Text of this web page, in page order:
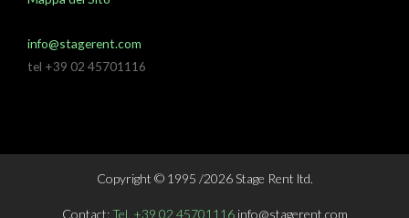
info@stagerent.com
tel +39 02 45701116
Copyright © 1995 /2026 Stage Rent ltd.
Contact:Tel. +39 02 45701116 info@stagerent.com